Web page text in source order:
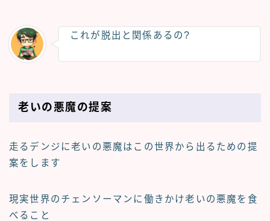
これが脱出と関係あるの?
老いの悪魔の提案
走るデンジに老いの悪魔はこの世界から出るための提
案をします
現実世界のチェンソーマンに働きかけ老いの悪魔を食
べること